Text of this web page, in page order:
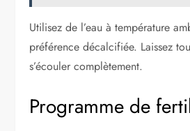
Utilisez de l’eau à température
préférence décalcifiée. Laissez
s’écouler complètement.
Programme de